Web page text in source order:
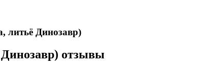
литьё Динозавр)
Динозавр) отзывы